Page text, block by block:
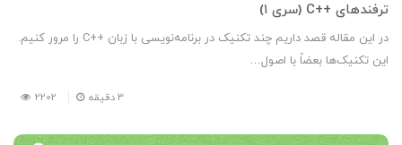
ترفندهای ++C (سری ۱)
در این مقاله قصد داریم چند تکنیک در برنامه‌نویسی با زبان ++C را مرور کنیم.
این تکنیک‌ها بعضاً با اصول…
3دقیقه 2202